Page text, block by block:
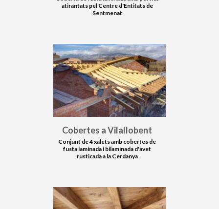
atirantats pel Centre d'Entitats de
Sentmenat
Cobertes a Vilallobent
Conjunt de 4 xalets amb cobertes de
fusta laminada i bilaminada d'avet
rusticada a la Cerdanya